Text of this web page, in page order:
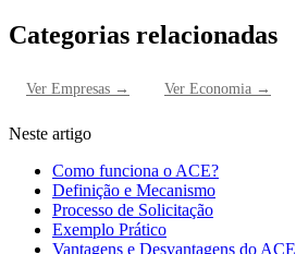
Categorias relacionadas
Ver Empresas → Ver Economia →
Neste artigo
Como funciona o ACE?
Definição e Mecanismo
Processo de Solicitação
Exemplo Prático
Vantagens e Desvantagens do ACE